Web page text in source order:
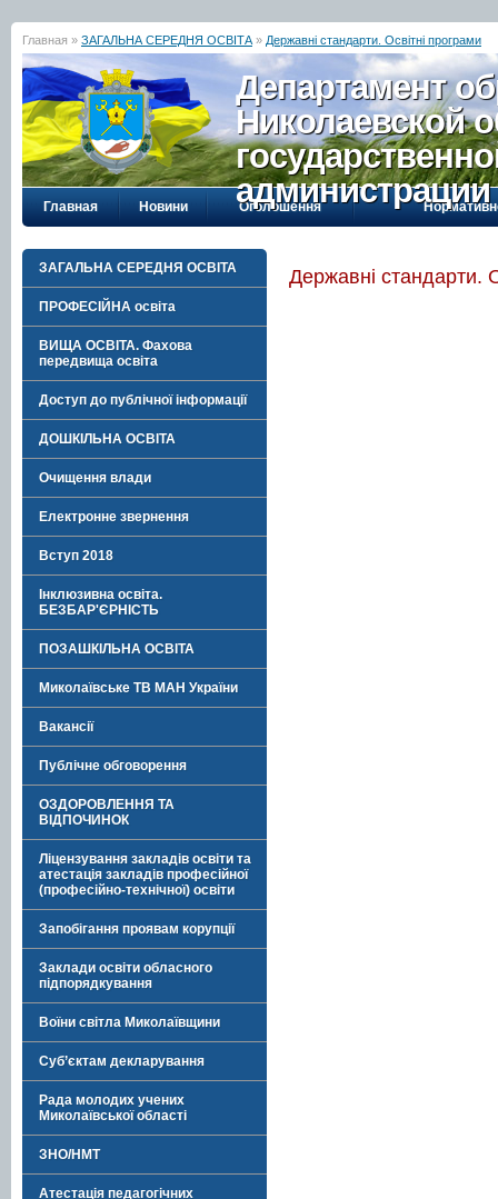
Главная » ЗАГАЛЬНА СЕРЕДНЯ ОСВІТА » Державні стандарти. Освітні програми
Департамент
Николаевской
администрации
Главная Новини Оголошення
ЗАГАЛЬНА СЕРЕДНЯ ОСВІТА
ПРОФЕСІЙНА освіта
ВИЩА ОСВІТА. Фахова
передвища освіта
Доступ до публічної інформації
ДОШКІЛЬНА ОСВІТА
Очищення влади
Електронне звернення
Вступ 2018
Інклюзивна освіта.
БЕЗБАР'ЄРНІСТЬ
ПОЗАШКІЛЬНА ОСВІТА
Миколаївське ТВ МАН України
Вакансії
Публічне обговорення
ОЗДОРОВЛЕННЯ ТА
ВІДПОЧИНОК
Ліцензування закладів освіти та
атестація закладів професійної
(професійно-технічної) освіти
Запобігання проявам корупції
Заклади освіти обласного
підпорядкування
Воїни світла Миколаївщини
Суб’єктам декларування
Рада молодих учених
Миколаївської області
ЗНО/НМТ
Атестація педагогічних
Державні стандарти.